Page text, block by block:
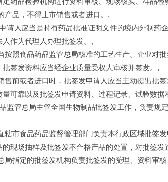
产品，不得上市销售或者进口。,
请人应当是持有药品批准证明文件的境内外制药
作为代理人办理批签发。,
按照食品药品监管总局核准的工艺生产。企业对
签发资料应当经企业质量受权人审核并签发。,
售前或者进口时，批签发申请人应当主动提出批
量可靠以及批签发申请资料、过程记录、试验数据
监管总局主管全国生物制品批签发工作，负责规
辖市食品药品监督管理部门负责本行政区域批签
的现场抽样及批签发不合格产品的处置，对批签
局指定的批签发机构负责批签发的受理、资料审